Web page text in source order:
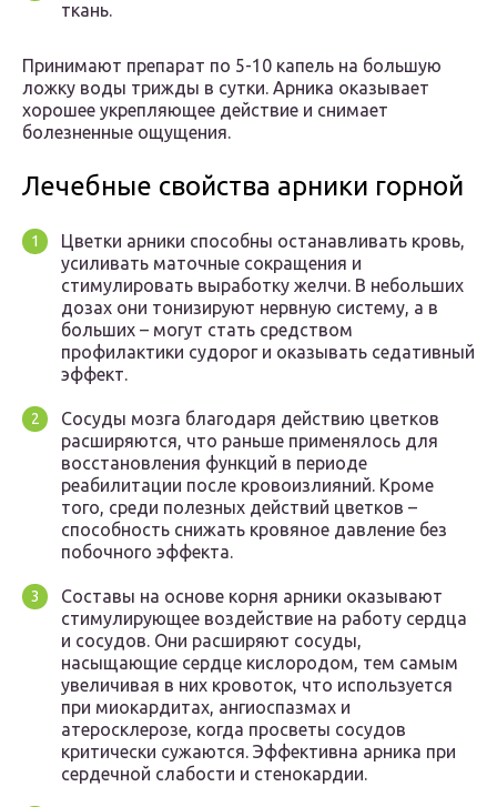
ткань.
Принимают препарат по 5-10 капель на большую
ложку воды трижды в сутки. Арника оказывает
хорошее укрепляющее действие и снимает
болезненные ощущения.
Лечебные свойства арники горной
Цветки арники способны останавливать кровь,
усиливать маточные сокращения и
стимулировать выработку желчи. В небольших
дозах они тонизируют нервную систему, а в
больших – могут стать средством
профилактики судорог и оказывать седативный
эффект.
Сосуды мозга благодаря действию цветков
расширяются, что раньше применялось для
восстановления функций в периоде
реабилитации после кровоизлияний. Кроме
того, среди полезных действий цветков –
способность снижать кровяное давление без
побочного эффекта.
Составы на основе корня арники оказывают
стимулирующее воздействие на работу сердца
и сосудов. Они расширяют сосуды,
насыщающие сердце кислородом, тем самым
увеличивая в них кровоток, что используется
при миокардитах, ангиоспазмах и
атеросклерозе, когда просветы сосудов
критически сужаются. Эффективна арника при
сердечной слабости и стенокардии.